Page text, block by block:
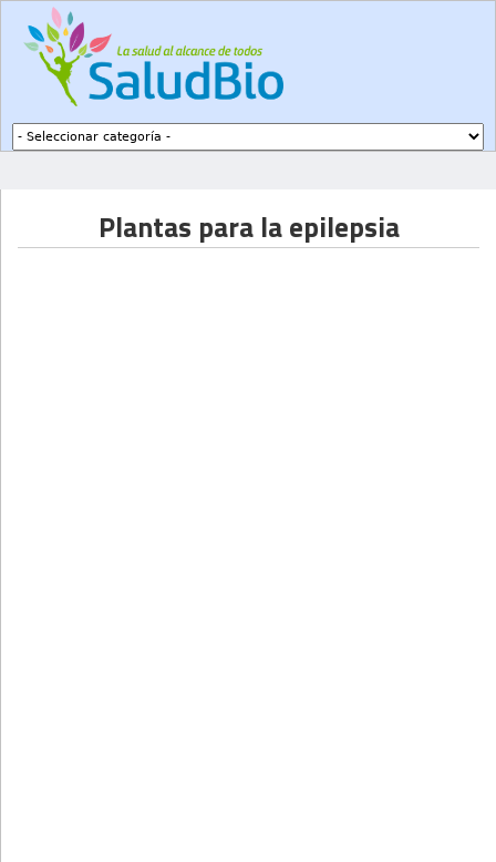
Plantas para la epilepsia